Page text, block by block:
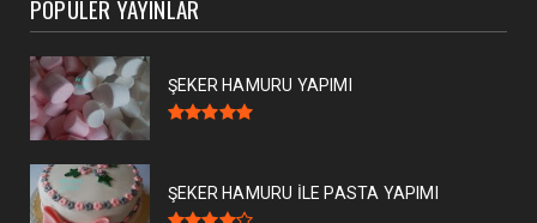
POPÜLER YAYINLAR
ŞEKER HAMURU YAPIMI
ŞEKER HAMURU İLE PASTA YAPIMI